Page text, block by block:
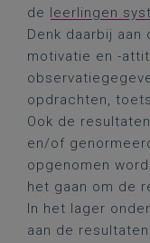
de leerlingen
Denk daarbij aan
motivatie en -
opdrachten,
Ook de
en/of
opgenomen
het gaan om de
In het lager
aan de